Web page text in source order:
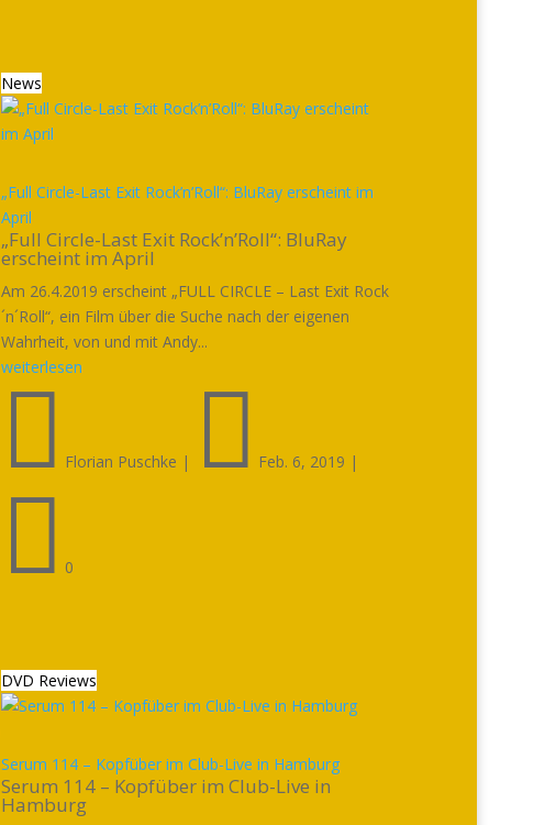
News
„Full Circle-Last Exit Rock’n’Roll“: BluRay erscheint im
April
„Full Circle-Last Exit Rock’n’Roll“: BluRay
erscheint im April
Am 26.4.2019 erscheint „FULL CIRCLE – Last Exit Rock
´n´Roll“, ein Film über die Suche nach der eigenen
Wahrheit, von und mit Andy...
weiterlesen
 Florian Puschke |  Feb. 6, 2019 |
 0
DVD Reviews
Serum 114 – Kopfüber im Club-Live in Hamburg
Serum 114 – Kopfüber im Club-Live in
Hamburg